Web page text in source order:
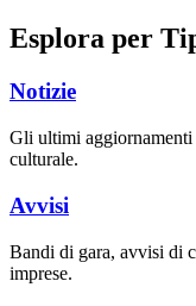
Esplora per
Notizie
Gli ultimi
culturale.
Avvisi
Bandi di gara, avvisi di
imprese.